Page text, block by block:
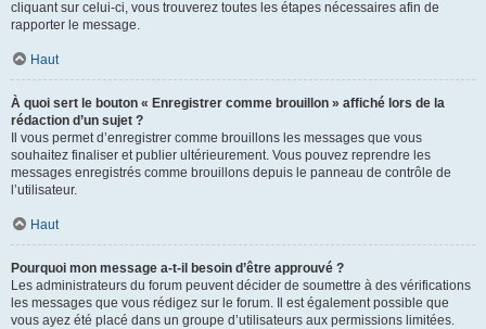
cliquant sur celui-ci, vous trouverez toutes les étapes nécessaires afin de
rapporter le message.
Haut
À quoi sert le bouton « Enregistrer comme brouillon » affiché lors de la
rédaction d’un sujet ?
Il vous permet d’enregistrer comme brouillons les messages que vous
souhaitez finaliser et publier ultérieurement. Vous pouvez reprendre les
messages enregistrés comme brouillons depuis le panneau de contrôle de
l’utilisateur.
Haut
Pourquoi mon message a-t-il besoin d’être approuvé ?
Les administrateurs du forum peuvent décider de soumettre à des vérifications
les messages que vous rédigez sur le forum. Il est également possible que
vous ayez été placé dans un groupe d’utilisateurs aux permissions limitées.